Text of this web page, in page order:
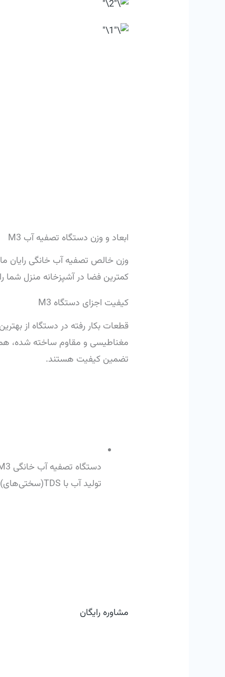
ابعاد و وزن دستگاه تصفیه آب M3
کمترین فضا در آشپزخانه منزل شما
کیفیت اجزای دستگاه M3
قطعات بکار رفته در دستگاه از
مغناطیسی و مقاوم ساخته شده،
تضمین کیفیت هستند.
تولید آب با TDS(سختی‌های) مختلف را دارد، کاربر می‌تواند آب را با هر سختی از 1 تا 100 ppm تولید کند.
مشاوره رایگان